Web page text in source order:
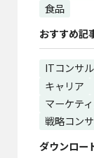
食品
おすすめ記
ITコンサル
キャリア
マーケテ
戦略コン
ダウンロー